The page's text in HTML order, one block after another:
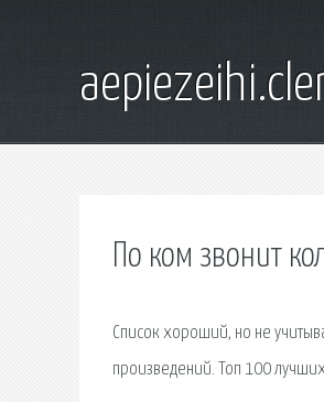
По ком звонит
Список хороший, но не
произведений. Топ 100